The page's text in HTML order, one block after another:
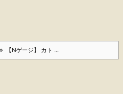
【Nゲージ】 カト ...